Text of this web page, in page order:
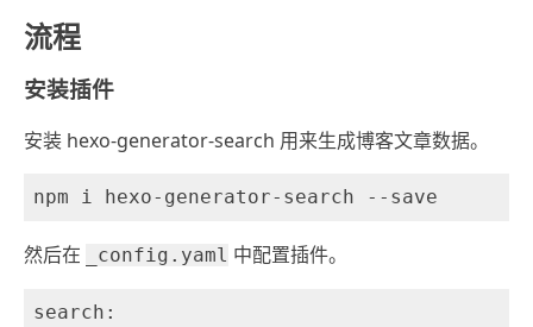
流程
安装插件
安装 hexo-generator-search 用来生成博客文章数据。
然后在 _config.yaml 中配置插件。
search: